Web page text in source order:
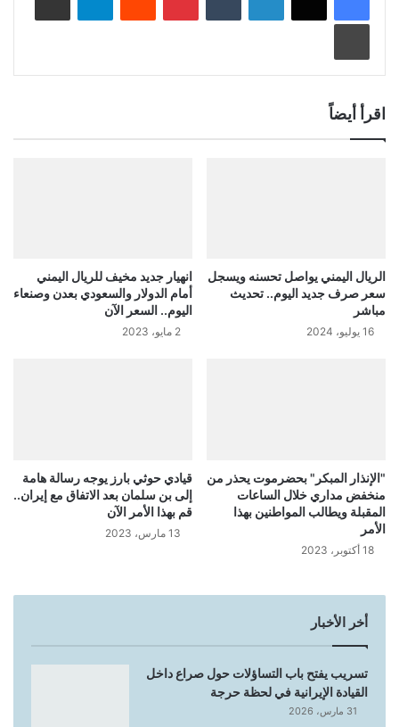
اقرأ أيضاً
الريال اليمني يواصل تحسنه ويسجل
سعر صرف جديد اليوم.. تحديث
مباشر
16 يوليو، 2024
انهيار جديد مخيف للريال اليمني
أمام الدولار والسعودي بعدن وصنعاء
اليوم.. السعر الآن
2 مايو، 2023
"الإنذار المبكر" بحضرموت يحذر من
منخفض مداري خلال الساعات
المقبلة ويطالب المواطنين بهذا
الأمر
18 أكتوبر، 2023
قيادي حوثي بارز يوجه رسالة هامة
إلى بن سلمان بعد الاتفاق مع إيران..
قم بهذا الأمر الآن
13 مارس، 2023
أخر الأخبار
تسريب يفتح باب التساؤلات حول صراع داخل
القيادة الإيرانية في لحظة حرجة
31 مارس، 2026